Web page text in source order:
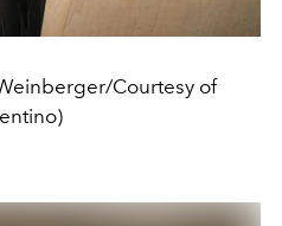
Courtesy of